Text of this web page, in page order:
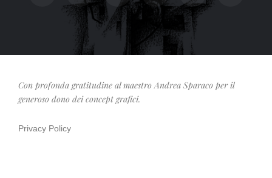
Con profonda gratitudine al maestro Andrea Sparaco per il
generoso dono dei concept grafici.
Privacy Policy